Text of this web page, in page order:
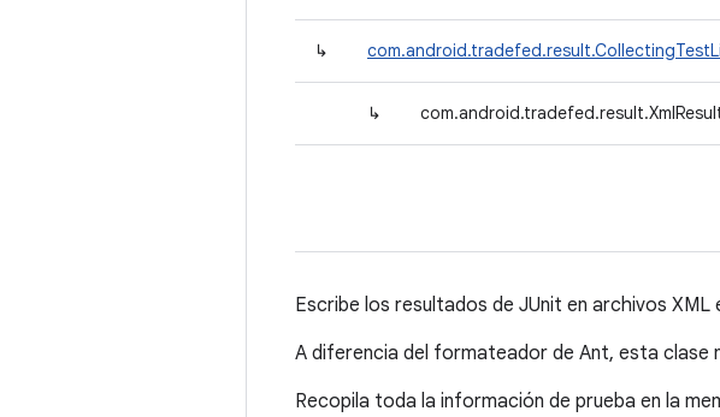
↳
↳
Escribe los resultados de JUnit en archivos
A diferencia del formateador de Ant, esta clase
Recopila toda la información de prueba en la